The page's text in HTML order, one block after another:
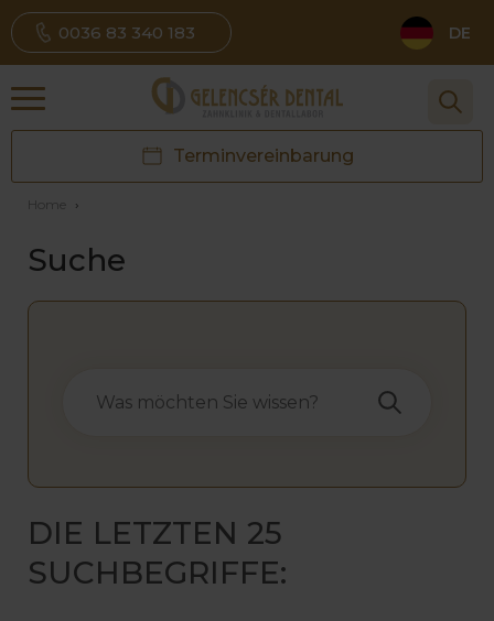
0036 83 340 183 DE
Terminvereinbarung
Home ›
Suche
DIE LETZTEN 25
SUCHBEGRIFFE: